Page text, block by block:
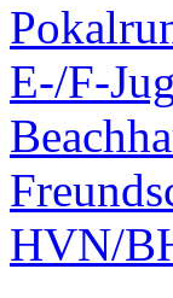
E-/F-
HVN/